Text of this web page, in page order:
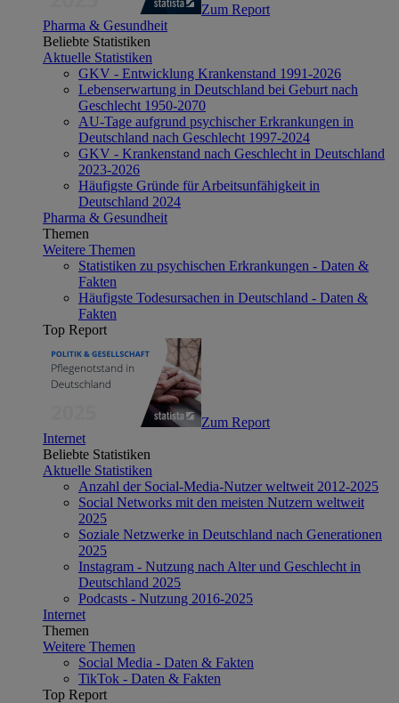
Zum Report
Pharma & Gesundheit
Beliebte Statistiken
Aktuelle Statistiken
GKV - Entwicklung Krankenstand 1991-2026
Lebenserwartung in Deutschland bei Geburt nach
Geschlecht 1950-2070
AU-Tage aufgrund psychischer Erkrankungen in
Deutschland nach Geschlecht 1997-2024
GKV - Krankenstand nach Geschlecht in Deutschland
2023-2026
Häufigste Gründe für Arbeitsunfähigkeit in
Deutschland 2024
Pharma & Gesundheit
Themen
Weitere Themen
Statistiken zu psychischen Erkrankungen - Daten &
Fakten
Häufigste Todesursachen in Deutschland - Daten &
Fakten
Top Report
Zum Report
Internet
Beliebte Statistiken
Aktuelle Statistiken
Anzahl der Social-Media-Nutzer weltweit 2012-2025
Social Networks mit den meisten Nutzern weltweit
2025
Soziale Netzwerke in Deutschland nach Generationen
2025
Instagram - Nutzung nach Alter und Geschlecht in
Deutschland 2025
Podcasts - Nutzung 2016-2025
Internet
Themen
Weitere Themen
Social Media - Daten & Fakten
TikTok - Daten & Fakten
Top Report